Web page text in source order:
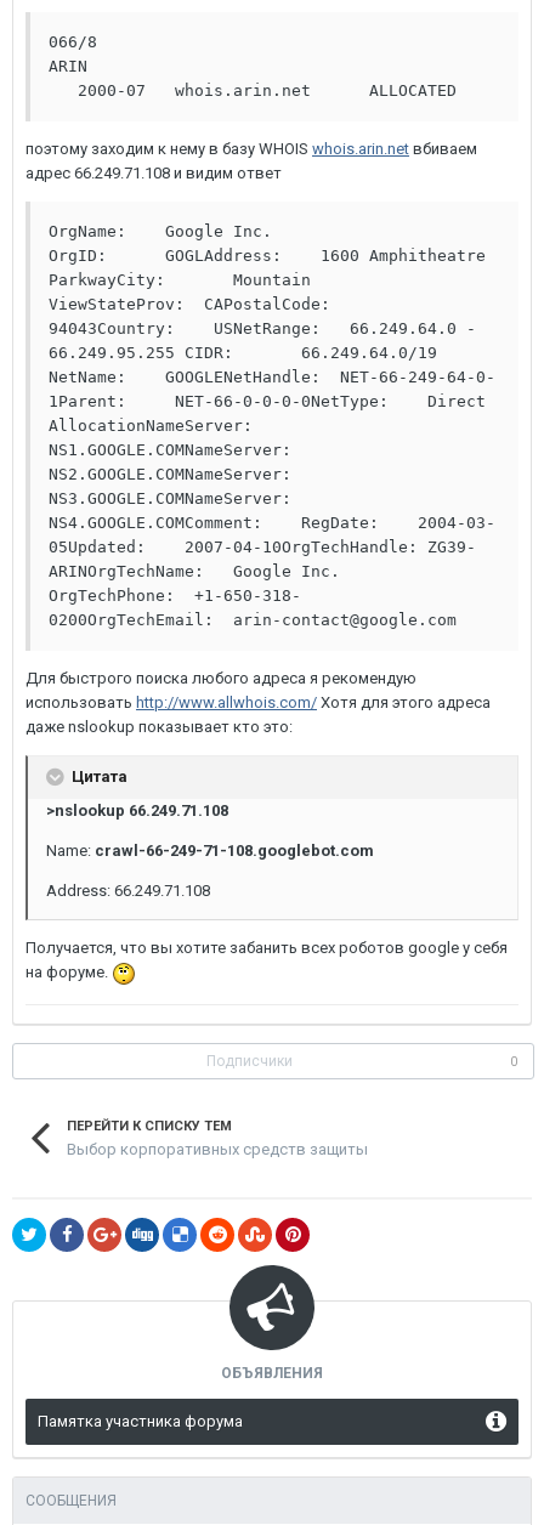
066/8
ARIN
2000-07   whois.arin.net      ALLOCATED
поэтому заходим к нему в базу WHOIS whois.arin.net вбиваем
адрес 66.249.71.108 и видим ответ
OrgName:    Google Inc.
OrgID:      GOGLAddress:    1600 Amphitheatre
ParkwayCity:       Mountain
ViewStateProv:  CAPostalCode:
94043Country:    USNetRange:   66.249.64.0 -
66.249.95.255 CIDR:       66.249.64.0/19
NetName:    GOOGLENetHandle:  NET-66-249-64-0-
1Parent:     NET-66-0-0-0-0NetType:    Direct
AllocationNameServer:
NS1.GOOGLE.COMNameServer:
NS2.GOOGLE.COMNameServer:
NS3.GOOGLE.COMNameServer:
NS4.GOOGLE.COMComment:    RegDate:    2004-03-
05Updated:    2007-04-10OrgTechHandle: ZG39-
ARINOrgTechName:   Google Inc.
OrgTechPhone:  +1-650-318-
0200OrgTechEmail:  arin-contact@google.com
Для быстрого поиска любого адреса я рекомендую
использовать http://www.allwhois.com/ Хотя для этого адреса
даже nslookup показывает кто это:
Цитата
>nslookup 66.249.71.108
Name: crawl-66-249-71-108.googlebot.com
Address: 66.249.71.108
Получается, что вы хотите забанить всех роботов google у себя
на форуме.
Подписчики 0
ПЕРЕЙТИ К СПИСКУ ТЕМ
Выбор корпоративных средств защиты
ОБЪЯВЛЕНИЯ
Памятка участника форума
СООБЩЕНИЯ